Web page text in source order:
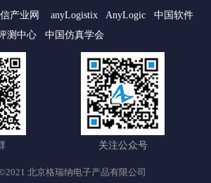
产业网 anyLogistix AnyLogic
中国软件
测中心
中国仿真学会
关注公众号
北京格瑞纳电子产品有限公司